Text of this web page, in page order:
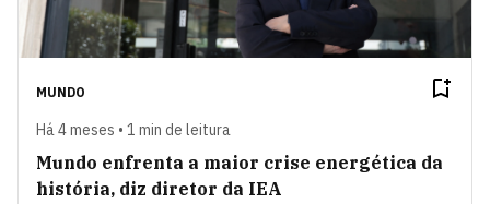
MUNDO
Há 4 meses • 1 min de leitura
Mundo enfrenta a maior crise energética da
história, diz diretor da IEA